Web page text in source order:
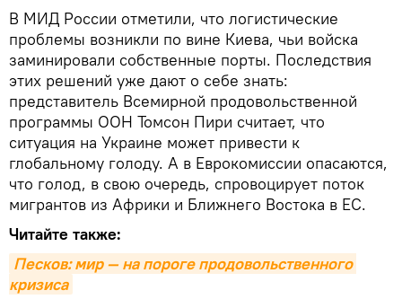
В МИД России отметили, что логистические
проблемы возникли по вине Киева, чьи войска
заминировали собственные порты. Последствия
этих решений уже дают о себе знать:
представитель Всемирной продовольственной
программы ООН Томсон Пири считает, что
ситуация на Украине может привести к
глобальному голоду. А в Еврокомиссии опасаются,
что голод, в свою очередь, спровоцирует поток
мигрантов из Африки и Ближнего Востока в ЕС.
Читайте также:
Песков: мир — на пороге продовольственного
кризиса